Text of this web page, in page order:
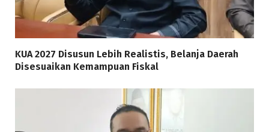
KUA 2027 Disusun Lebih Realistis, Belanja Daerah
Disesuaikan Kemampuan Fiskal